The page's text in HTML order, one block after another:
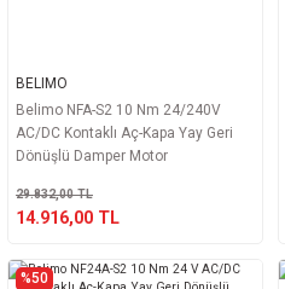
BELIMO
Belimo NFA-S2 10 Nm 24/240V
AC/DC Kontaklı Aç-Kapa Yay Geri
Dönüşlü Damper Motor
29.832,00 TL
14.916,00 TL
%50